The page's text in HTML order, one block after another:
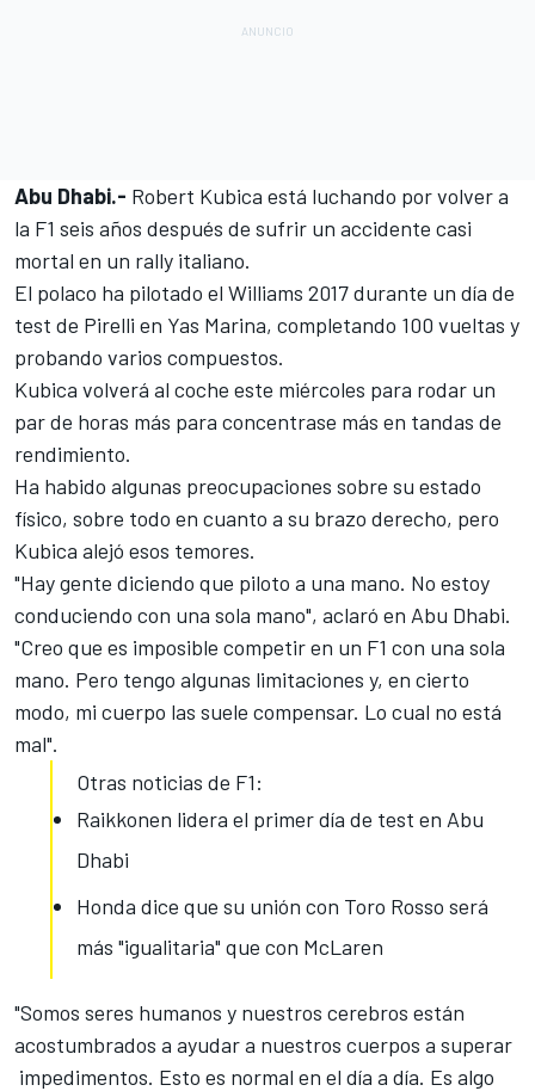
Abu Dhabi.- Robert Kubica está luchando por volver a
la F1 seis años después de sufrir un accidente casi
mortal en un rally italiano.
El polaco ha pilotado el Williams 2017 durante un día de
test de Pirelli en Yas Marina, completando 100 vueltas y
probando varios compuestos.
Kubica volverá al coche este miércoles para rodar un
par de horas más para concentrase más en tandas de
rendimiento.
Ha habido algunas preocupaciones sobre su estado
físico, sobre todo en cuanto a su brazo derecho, pero
Kubica alejó esos temores.
"Hay gente diciendo que piloto a una mano. No estoy
conduciendo con una sola mano", aclaró en Abu Dhabi.
"Creo que es imposible competir en un F1 con una sola
mano. Pero tengo algunas limitaciones y, en cierto
modo, mi cuerpo las suele compensar. Lo cual no está
mal".
Otras noticias de F1:
Raikkonen lidera el primer día de test en Abu
Dhabi
Honda dice que su unión con Toro Rosso será
más "igualitaria" que con McLaren
"Somos seres humanos y nuestros cerebros están
acostumbrados a ayudar a nuestros cuerpos a superar
impedimentos. Esto es normal en el día a día. Es algo